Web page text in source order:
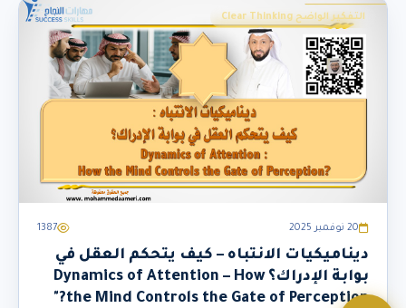
التفكير الواضح Clear Thinking
20 نوفمبر 2025 1387
ديناميكيات الانتباه – كيف يتحكم العقل في
بوابة الإدراك؟ Dynamics of Attention – How
the Mind Controls the Gate of Perception?"